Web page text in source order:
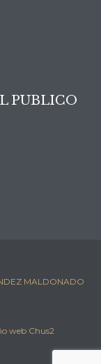
PUBLICO
MALDONADO
web Chus2